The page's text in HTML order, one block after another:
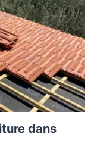
dans